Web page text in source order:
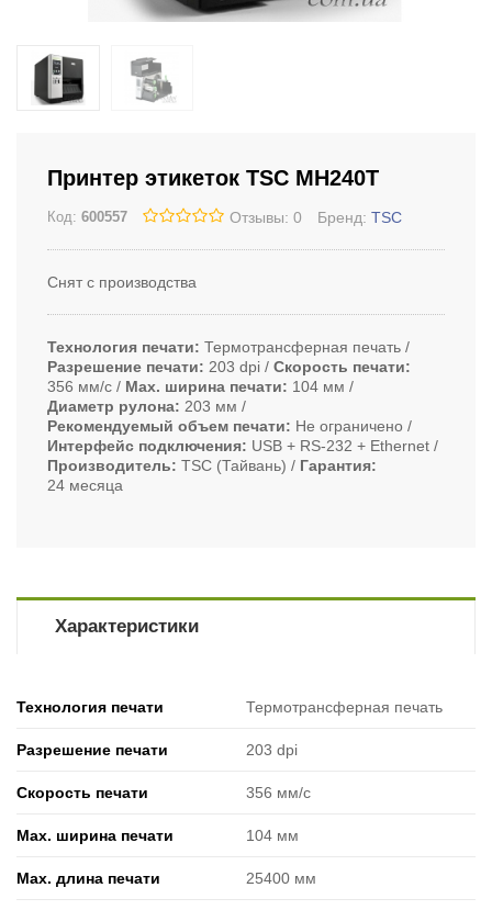
Принтер этикеток TSC MH240T
Код: 600557 Отзывы: 0 Бренд: TSC
Снят с производства
Технология печати
Термотрансферная печать
Разрешение печати
203 dpi
Скорость печати
356 мм/с
Max. ширина печати
104 мм
Диаметр рулона
203 мм
Рекомендуемый объем печати
Не ограничено
Интерфейс подключения
USB + RS-232 + Ethernet
Производитель
TSC (Тайвань)
Гарантия
24 месяца
Характеристики
Технология печати Термотрансферная печать
Разрешение печати 203 dpi
Скорость печати 356 мм/с
Max. ширина печати 104 мм
Max. длина печати 25400 мм